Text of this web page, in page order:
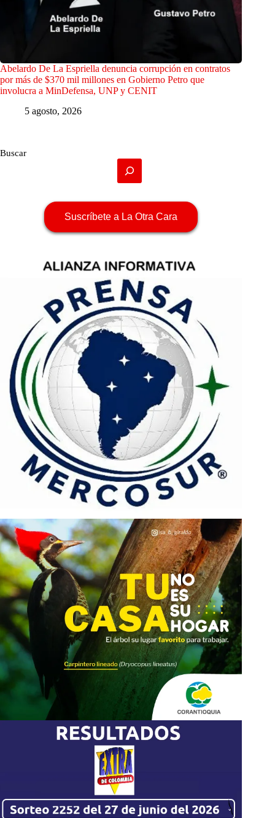
Abelardo De La Espriella denuncia corrupción en contratos
por más de $370 mil millones en Gobierno Petro que
involucra a MinDefensa, UNP y CENIT
5 agosto, 2026
Buscar
Suscríbete a La Otra Cara